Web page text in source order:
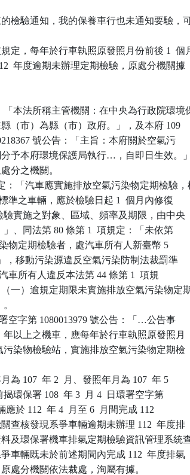
檢驗通知，我的保養車行也未通知要驗，
定，每年於行車執照原發照月份前後 1  個
年度逾期未辦理定期檢驗，原處分機關據
本法所稱主管機關：在中央為行政院環境
（市）為縣（市）政府。」，及本府 109
號公告：「主旨：本府關於空氣污
予本府環境保護局執行…，自即日生效。」
分之機關。
：「汽車應實施排放空氣污染物定期檢驗，
標準之車輛，應於檢驗日起 1  個月內修復
驗實施之對象、區域、頻率及期限，由中央
、同法第 80 條第 1  項規定：「未依第
染物定期檢驗者，處汽車所有人新臺幣 5
」，移動污染源違反空氣污染防制法裁罰準
汽車所有人違反本法第 44 條第 1  項規
（一）逾規定期限未實施排放空氣污染物定
空字第 1080013979 號公告：「…公告事
年以上之機車，應每年於行車執照原發照月
污染物檢驗站，實施排放空氣污染物定期檢
為 107  年 2  月、發照年月為 107  年 5
環保署 108  年 3  月 4  日環署空字第
於 112  年 4  月至 6  月間完成 112
查核發現系爭車輛逾期未辦理 112  年度排
料及環保署機車排氣定期檢驗資訊管理系統
車輛既未於前述期間內完成 112  年度排氣
處分機關依法裁處，洵屬有據。